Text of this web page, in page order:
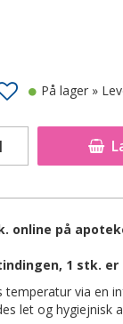
På lager »
online på
1 stk. er
via en
let og hygiejnisk